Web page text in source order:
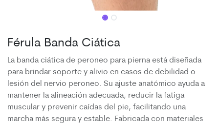
Férula Banda Ciática
La banda ciática de peroneo para pierna está diseñada
para brindar soporte y alivio en casos de debilidad o
lesión del nervio peroneo. Su ajuste anatómico ayuda a
mantener la alineación adecuada, reducir la fatiga
muscular y prevenir caídas del pie, facilitando una
marcha más segura y estable. Fabricada con materiales